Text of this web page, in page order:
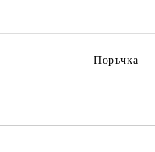
Поръчка